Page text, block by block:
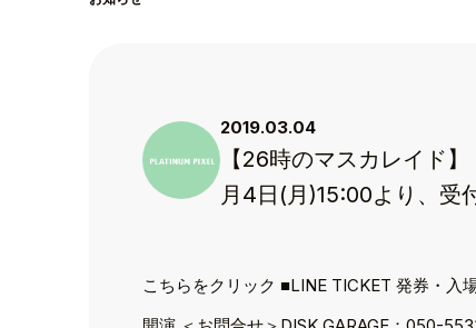
2019.03.04
【26時のマスカレイド
月4日(月)15:00より、受
こちらをクリック ■LINE TICKET 発券・入